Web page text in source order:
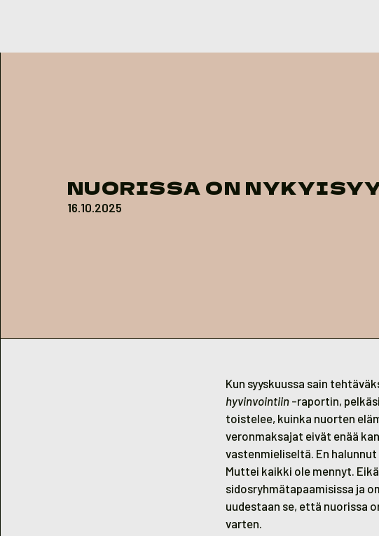
NUORISSA ON
16.10.2025
Kun syyskuussa sain
hyvinvointiin -raportin,
toistelee, kuinka nuorten
veronmaksajat eivät enää
vastenmieliseltä. En
Muttei kaikki ole mennyt.
sidosryhmätapaamisissa ja
uudestaan se, että nuorissa
varten.